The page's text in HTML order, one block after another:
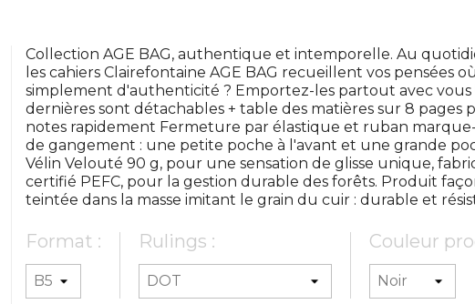
Collection AGE BAG, authentique et intemporelle. Au
les cahiers Clairefontaine AGE BAG recueillent vos pensées
simplement d'authenticité ? Emportez-les partout avec vous
dernières sont détachables + table des matières sur 8
notes rapidement Fermeture par élastique et ruban
de gangement : une petite poche à l'avant et une grande
Vélin Velouté 90 g, pour une sensation de glisse unique,
certifié PEFC, pour la gestion durable des forêts. Produit
teintée dans la masse imitant le grain du cuir : durable et
Format : Rulings : Couleur